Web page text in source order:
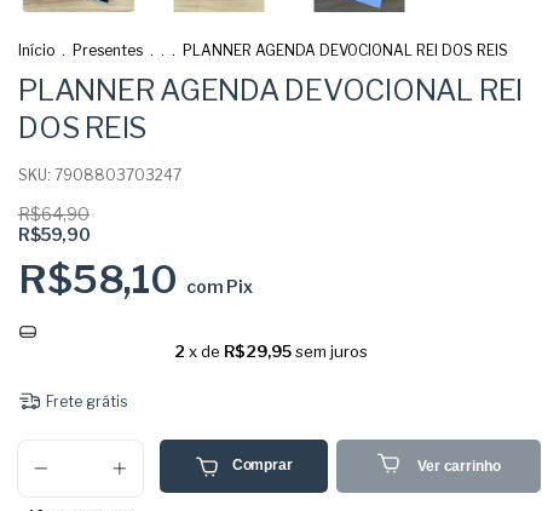
Início . Presentes . . . PLANNER AGENDA DEVOCIONAL REI DOS REIS
PLANNER AGENDA DEVOCIONAL REI
DOS REIS
SKU: 7908803703247
R$64,90
R$59,90
R$58,10 com Pix
2 x de R$29,95sem juros
Frete grátis
Comprar Ver carrinho